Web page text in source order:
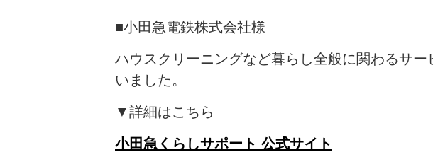
■小田急電鉄株式会社様
ハウスクリーニングなど暮らし全般に関わるサ
いました。
▼詳細はこちら
小田急くらしサポート 公式サイト